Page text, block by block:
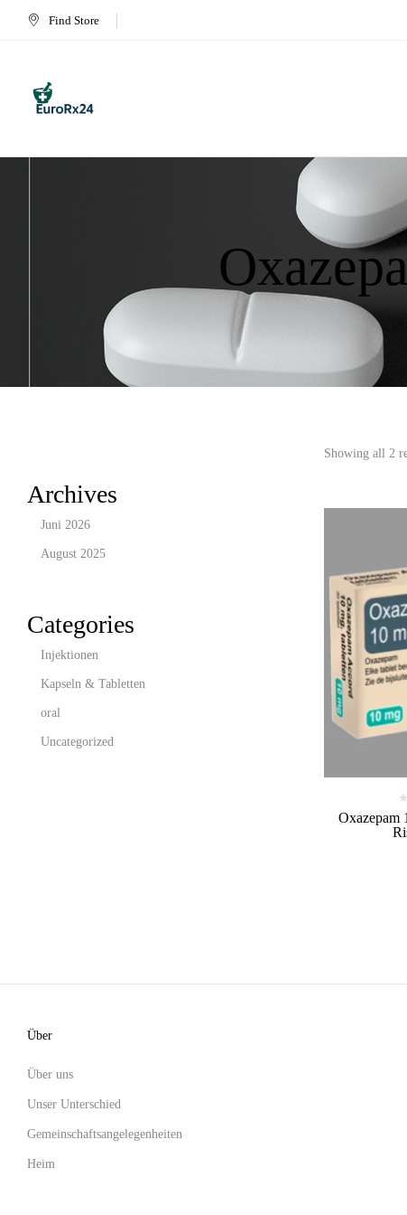
Find Store
Archives
Juni 2026
August 2025
Categories
Injektionen
Kapseln & Tabletten
oral
Uncategorized
Showing all 2
Oxazepam
Über
Über uns
Unser Unterschied
Gemeinschaftsangelegenheiten
Heim